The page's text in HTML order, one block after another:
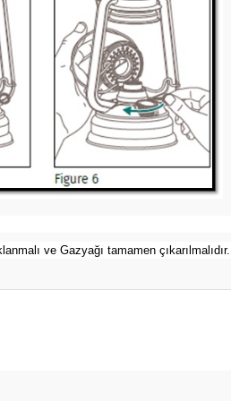
ve Gazyağı tamamen çıkarılmalıdır.